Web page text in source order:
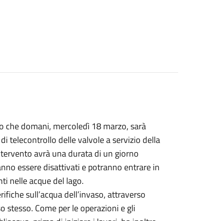
chedomani, mercoledì 18 marzo, sarà
telecontrollo delle valvole a servizio della
avrà una durata di un giorno
essere disattivati e potranno entrare in
nelle acque del lago.
sull’acqua dell’invaso, attraverso
Come per le operazioni e gli